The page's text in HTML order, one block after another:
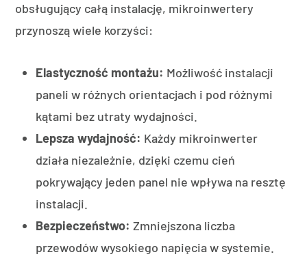
obsługujący całą instalację, mikroinwertery
przynoszą wiele korzyści:
Elastyczność montażu: Możliwość instalacji
paneli w różnych orientacjach i pod różnymi
kątami bez utraty wydajności.
Lepsza wydajność: Każdy mikroinwerter
działa niezależnie, dzięki czemu cień
pokrywający jeden panel nie wpływa na resztę
instalacji.
Bezpieczeństwo: Zmniejszona liczba
przewodów wysokiego napięcia w systemie.